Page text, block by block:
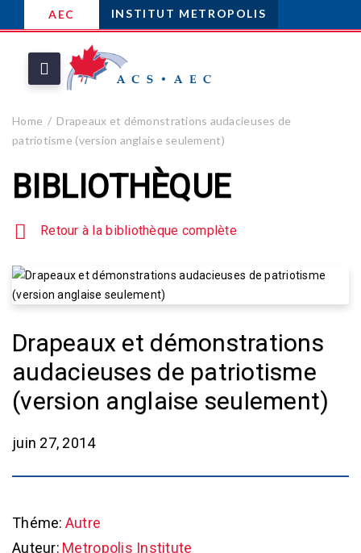
AEC INSTITUT METROPOLIS
Home
Drapeaux et démonstrations audacieuses de
patriotisme (version anglaise seulement)
BIBLIOTHÈQUE
Retour à la bibliothèque complète
Drapeaux et démonstrations
audacieuses de patriotisme
(version anglaise seulement)
juin 27, 2014
Théme: Autre
Auteur: Metropolis Institute